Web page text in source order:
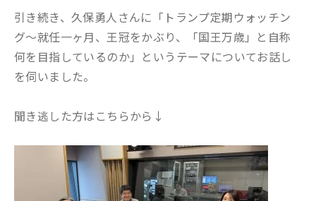
引き続き、久保勇人さんに「トランプ定期ウォッチン
グ〜就任一ヶ月、王冠をかぶり、「国王万歳」と自称
何を目指しているのか」というテーマについてお話し
を伺いました。
聞き逃した方はこちらから↓